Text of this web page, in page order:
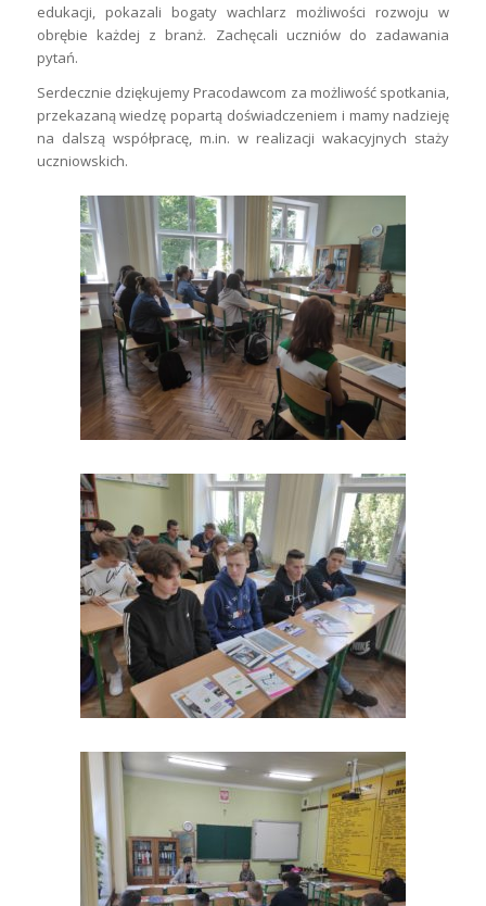
edukacji, pokazali bogaty wachlarz możliwości rozwoju w
obrębie każdej z branż. Zachęcali uczniów do zadawania
pytań.
Serdecznie dziękujemy Pracodawcom za możliwość spotkania,
przekazaną wiedzę popartą doświadczeniem i mamy nadzieję
na dalszą współpracę, m.in. w realizacji wakacyjnych staży
uczniowskich.